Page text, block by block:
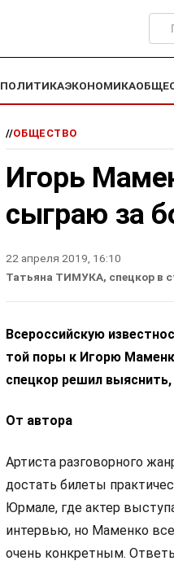
ПОЛИТИКАЭКОНОМИКА
//ОБЩЕСТВО
Игорь
сыграю за
22 апреля 2019, 16:10
Татьяна ТИМУКА, спецкор в
Всероссийскую
той поры к Игорю
спецкор решил
От автора
Артиста разговорного
достать билеты
Юрмале, где актер
интервью, но Маменко
очень конкретным.